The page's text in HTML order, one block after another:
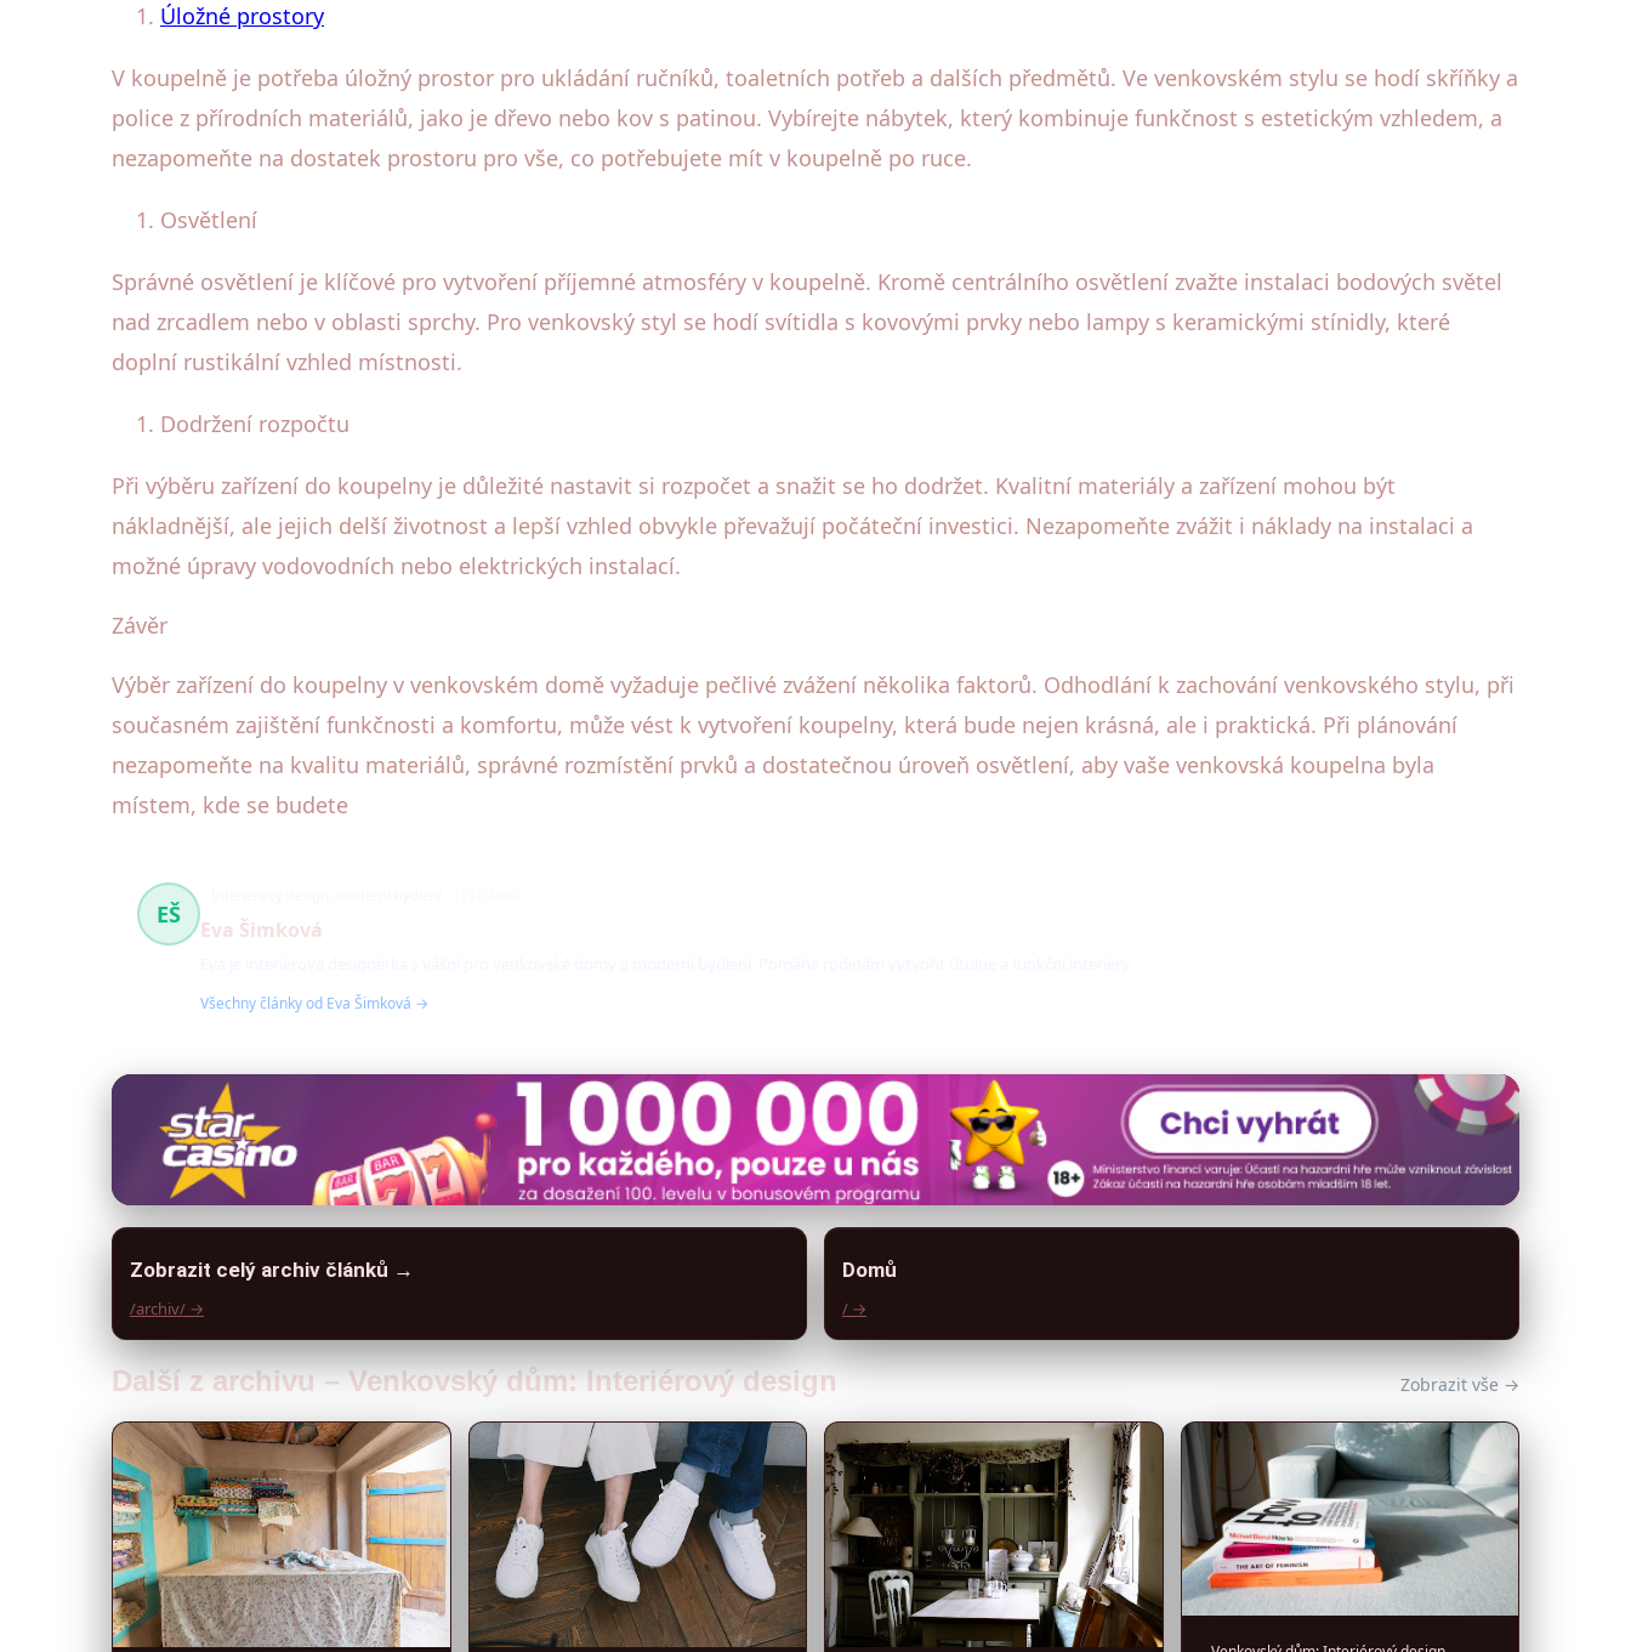
Úložné prostory
V koupelně je potřeba úložný prostor pro ukládání ručníků, toaletních potřeb a dalších předmětů. Ve venkovském stylu se hodí skříňky a
police z přírodních materiálů, jako je dřevo nebo kov s patinou. Vybírejte nábytek, který kombinuje funkčnost s estetickým vzhledem, a
nezapomeňte na dostatek prostoru pro vše, co potřebujete mít v koupelně po ruce.
Osvětlení
Správné osvětlení je klíčové pro vytvoření příjemné atmosféry v koupelně. Kromě centrálního osvětlení zvažte instalaci bodových světel
nad zrcadlem nebo v oblasti sprchy. Pro venkovský styl se hodí svítidla s kovovými prvky nebo lampy s keramickými stínidly, které
doplní rustikální vzhled místnosti.
Dodržení rozpočtu
Při výběru zařízení do koupelny je důležité nastavit si rozpočet a snažit se ho dodržet. Kvalitní materiály a zařízení mohou být
nákladnější, ale jejich delší životnost a lepší vzhled obvykle převažují počáteční investici. Nezapomeňte zvážit i náklady na instalaci a
možné úpravy vodovodních nebo elektrických instalací.
Závěr
Výběr zařízení do koupelny v venkovském domě vyžaduje pečlivé zvážení několika faktorů. Odhodlání k zachování venkovského stylu, při
současném zajištění funkčnosti a komfortu, může vést k vytvoření koupelny, která bude nejen krásná, ale i praktická. Při plánování
nezapomeňte na kvalitu materiálů, správné rozmístění prvků a dostatečnou úroveň osvětlení, aby vaše venkovská koupelna byla
místem, kde se budete
EŠ
Eva Šimková
Všechny články od Eva Šimková →
Zobrazit celý archiv článků →
/archiv/ →
Domů
/ →
Další z archivu – Venkovský dům: Interiérový design Zobrazit vše →